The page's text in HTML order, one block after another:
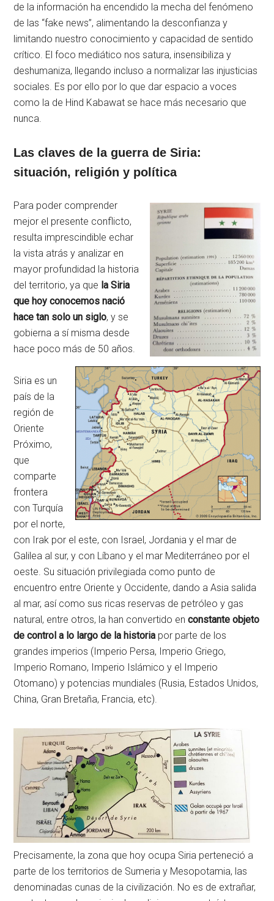
de la información ha encendido la mecha del fenómeno
de las “fake news”, alimentando la desconfianza y
limitando nuestro conocimiento y capacidad de sentido
crítico. El foco mediático nos satura, insensibiliza y
deshumaniza, llegando incluso a normalizar las injusticias
sociales. Es por ello por lo que dar espacio a voces
como la de Hind Kabawat se hace más necesario que
nunca.
Las claves de la guerra de Siria:
situación, religión y política
Para poder comprender
mejor el presente conflicto,
resulta imprescindible echar
la vista atrás y analizar en
mayor profundidad la historia
del territorio, ya que la Siria
que hoy conocemos nació
hace tan solo un siglo, y se
gobierna a sí misma desde
hace poco más de 50 años.
Siria es un
país de la
región de
Oriente
Próximo,
que
comparte
frontera
con Turquía
por el norte,
con Irak por el este, con Israel, Jordania y el mar de
Galilea al sur, y con Líbano y el mar Mediterráneo por el
oeste. Su situación privilegiada como punto de
encuentro entre Oriente y Occidente, dando a Asia salida
al mar, así como sus ricas reservas de petróleo y gas
natural, entre otros, la han convertido enconstante objeto
de control a lo largo de la historia por parte de los
grandes imperios (Imperio Persa, Imperio Griego,
Imperio Romano, Imperio Islámico y el Imperio
Otomano) y potencias mundiales (Rusia, Estados Unidos,
China, Gran Bretaña, Francia, etc).
Precisamente, la zona que hoy ocupa Siria perteneció a
parte de los territorios de Sumeria y Mesopotamia, las
denominadas cunas de la civilización. No es de extrañar,